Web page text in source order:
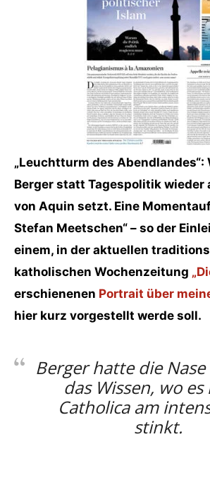
„Leuchtturm des Abendlandes“:
Berger statt Tagespolitik wieder
von Aquin setzt. Eine
Stefan Meetschen“ – so der
einem, in der aktuellen
katholischen Wochenzeitung
erschienenen Portrait über
hier kurz vorgestellt werde soll.
Berger hatte die
das Wissen, wo
Catholica am
stinkt.